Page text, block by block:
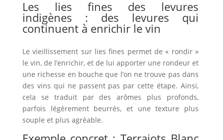
Les lies fines des levures
indigènes : des levures qui
continuent à enrichir le vin
Le vieillissement sur lies fines permet de « rondir »
le vin, de l’enrichir, et de lui apporter une rondeur et
une richesse en bouche que l’on ne trouve pas dans
des vins qui ne passent pas par cette étape.Ainsi,
cela se traduit par des arômes plus profonds,
parfois légèrement beurrés, et une texture plus
souple et plus agréable.